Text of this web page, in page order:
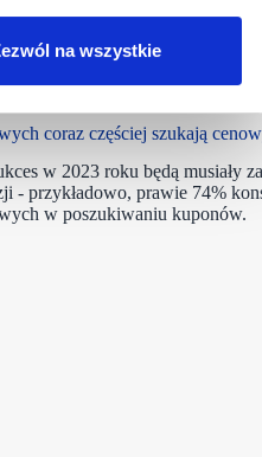
na wszystkie
coraz częściej szukają
w 2023 roku będą musiały
- przykładowo, prawie 74%
w poszukiwaniu kuponów.